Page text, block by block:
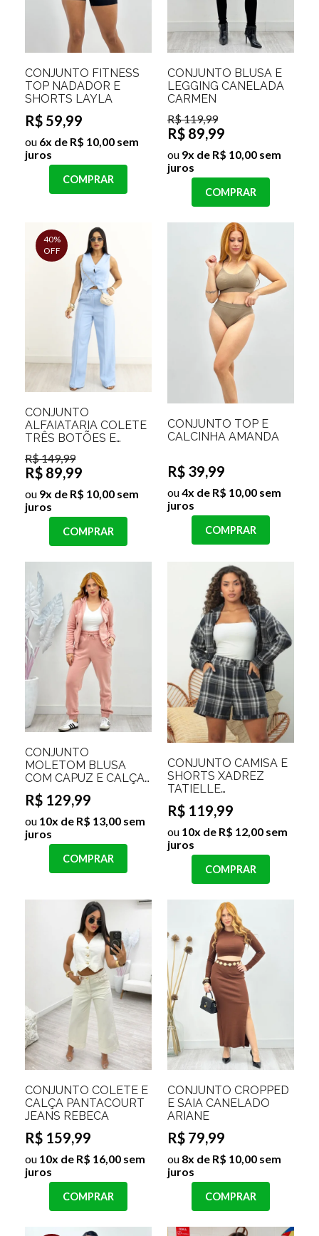
CONJUNTO FITNESS
TOP NADADOR E
SHORTS LAYLA
R$ 59,99
ou 6x de R$ 10,00 sem
juros
COMPRAR
CONJUNTO BLUSA E
LEGGING CANELADA
CARMEN
R$ 119,99
R$ 89,99
ou 9x de R$ 10,00 sem
juros
COMPRAR
40%
OFF
CONJUNTO
ALFAIATARIA COLETE
TRÊS BOTÕES E
CALÇA PANTALONA
MAYLA
R$ 149,99
R$ 89,99
ou 9x de R$ 10,00 sem
juros
COMPRAR
CONJUNTO TOP E
CALCINHA AMANDA
R$ 39,99
ou4x de R$ 10,00 sem
juros
COMPRAR
CONJUNTO
MOLETOM BLUSA
COM CAPUZ E CALÇA
FORRADO ANGELINA
Cor:Rosa Beb
R$ 129,99
ou 10x de R$ 13,00 sem
juros
COMPRAR
CONJUNTO CAMISA E
SHORTS XADREZ
TATIELLE
Cor:Preto;Tamanho:P
R$ 119,99
ou 10x de R$ 12,00 sem
juros
COMPRAR
CONJUNTO COLETE E
CALÇA PANTACOURT
JEANS REBECA
R$ 159,99
ou 10x de R$ 16,00 sem
juros
COMPRAR
CONJUNTO CROPPED
E SAIA CANELADO
ARIANE
R$ 79,99
ou 8x de R$ 10,00 sem
juros
COMPRAR